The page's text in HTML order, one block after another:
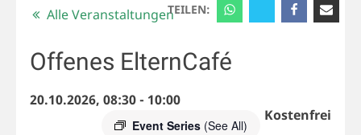
TEILEN:
Alle Veranstaltungen
Offenes ElternCafé
20.10.2026, 08:30- 10:00
Event Series (See All)
Kostenfrei